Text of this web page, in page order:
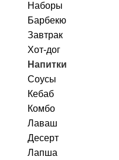
Наборы
Барбекю
Завтрак
Хот-дог
Напитки
Соусы
Кебаб
Комбо
Лаваш
Десерт
Лапша